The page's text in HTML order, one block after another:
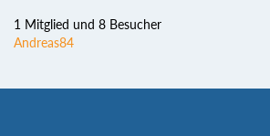
1 Mitglied und 8 Besucher
Andreas84